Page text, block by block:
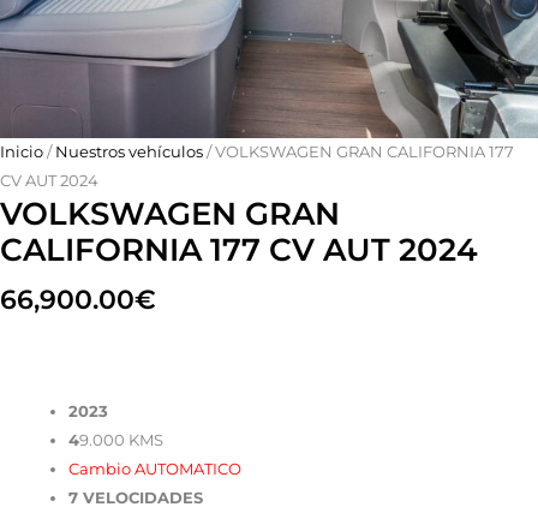
Inicio / Nuestros vehículos / VOLKSWAGEN GRAN CALIFORNIA 177
CV AUT 2024
VOLKSWAGEN GRAN
CALIFORNIA 177 CV AUT 2024
66,900.00€
2023
49.000 KMS
Cambio AUTOMATICO
7 VELOCIDADES